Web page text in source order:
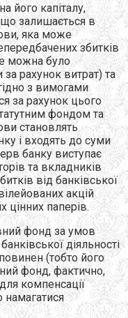
його капіталу,
залишається в
яка може
збитків
можна було
за рахунок витрат) та
з вимогами
за рахунок цього
фондом та
становлять
і входять до суми
банку виступає
та вкладників
від банківської
акцій
цінних паперів.
фонд за умов
діяльності
(тобто його
фонд, фактично,
компенсації
намагатися